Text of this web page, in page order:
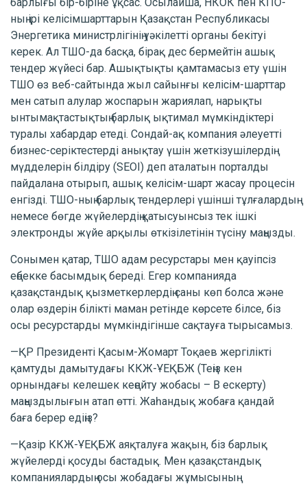
ның ірі келісімшарттарын Қазақстан Республикасы
Энергетика министрлігінің уәкілетті органы бекітуі
керек. Ал ТШО-да басқа, бірақ дес бермейтін ашық
тендер жүйесі бар. Ашықтықты қамтамасыз ету үшін
ТШО өз веб-сайтында жыл сайынғы келісім-шарттар
мен сатып алулар жоспарын жариялап, нарықты
ынтымақтастықтың барлық ықтимал мүмкіндіктері
туралы хабардар етеді. Сондай-ақ компания әлеуетті
бизнес-серіктестерді анықтау үшін жеткізушілердің
мүдделерін білдіру (SEOI) деп аталатын порталды
пайдалана отырып, ашық келісім-шарт жасау процесін
енгізді. ТШО-ның барлық тендерлері үшінші тұлғалардың
немесе бөгде жүйелердің қатысуынсыз тек ішкі
электронды жүйе арқылы өткізілетінін түсіну маңызды.
Сонымен қатар, ТШО адам ресурстары мен қауіпсіз
еңбекке басымдық береді. Егер компанияда
қазақстандық қызметкерлердің саны көп болса және
олар өздерін білікті маман ретінде көрсете білсе, біз
осы ресурстарды мүмкіндігінше сақтауға тырысамыз.
—ҚР Президенті Қасым-Жомарт Тоқаев жергілікті
қамтуды дамытудағы ККЖ-ҰЕҚБЖ (Теңіз кен
орнындағы келешек кеңейту жобасы – В ескерту)
маңыздылығын атап өтті. Жаһандық жобаға қандай
баға берер едіңіз?
—Қазір ККЖ-ҰЕҚБЖ аяқталуға жақын, біз барлық
жүйелерді қосуды бастадық. Мен қазақстандық
компаниялардың осы жобадағы жұмысының